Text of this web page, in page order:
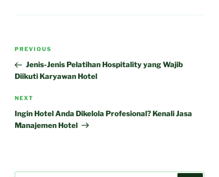
Post
Previous
Post
PREVIOUS
Jenis-Jenis Pelatihan Hospitality yang Wajib
Diikuti Karyawan Hotel
Next
Post
NEXT
Ingin Hotel Anda Dikelola Profesional? Kenali Jasa
Manajemen Hotel